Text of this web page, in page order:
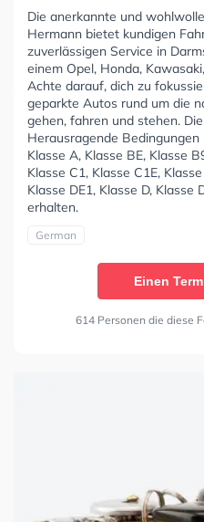
Die anerkannte und
Hermann bietet kundigen
zuverlässigen Service in
einem Opel, Honda,
Achte darauf, dich zu
geparkte Autos rund um die
gehen, fahren und stehen.
Herausragende
Klasse A, Klasse BE, Klasse
Klasse C1, Klasse C1E,
Klasse DE1, Klasse D, Klasse
erhalten.
German
Einen
614 Personen die diese